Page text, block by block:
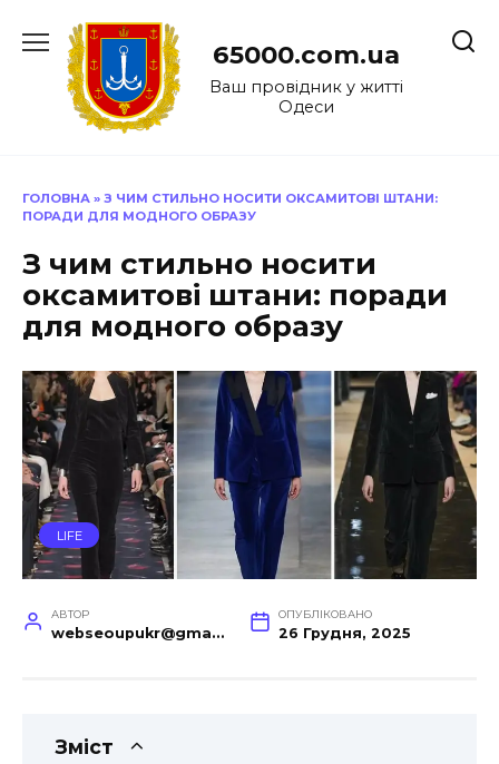
до
65000.com.ua
Ваш провідник у житті
Одеси
ГОЛОВНА » З ЧИМ СТИЛЬНО НОСИТИ ОКСАМИТОВІ ШТАНИ:
ПОРАДИ ДЛЯ МОДНОГО ОБРАЗУ
З чим стильно носити
оксамитові штани: поради
для модного образу
LIFE
АВТОР
webseoupukr@gmail.com
ОПУБЛІКОВАНО
26 Грудня, 2025
Зміст